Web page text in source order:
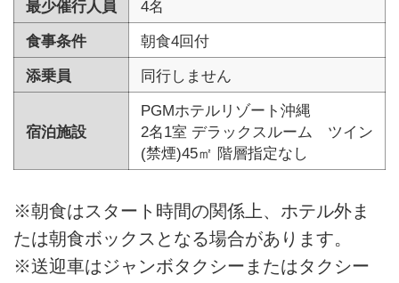
最少催行人員
4名
食事条件
朝食4回付
添乗員
同行しません
宿泊施設
PGMホテルリゾート沖縄
2名1室 デラックスルーム ツイン
(禁煙)45㎡ 階層指定なし
※朝食はスタート時間の関係上、ホテル外ま
たは朝食ボックスとなる場合があります。
※送迎車はジャンボタクシーまたはタクシー